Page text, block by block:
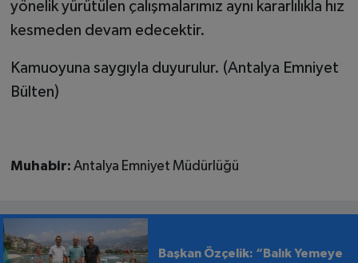
yönelik yürütülen çalışmalarımız aynı kararlılıkla hız
kesmeden devam edecektir.
Kamuoyuna saygıyla duyurulur. (Antalya Emniyet
Bülten)
Muhabir: Antalya Emniyet Müdürlüğü
Başkan Özçelik: “Balık Yemeye